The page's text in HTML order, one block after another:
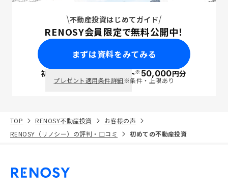
不動産投資はじめてガイド
RENOSY会員限定で無料公開中！
まずは資料をみてみる
初回面談で ポイント※50,000円分
プレゼント適用条件詳細※条件・上限あり
TOP RENOSY不動産投資
お客様の声
RENOSY（リノシー）の評判・口コミ
初めての不動産投資